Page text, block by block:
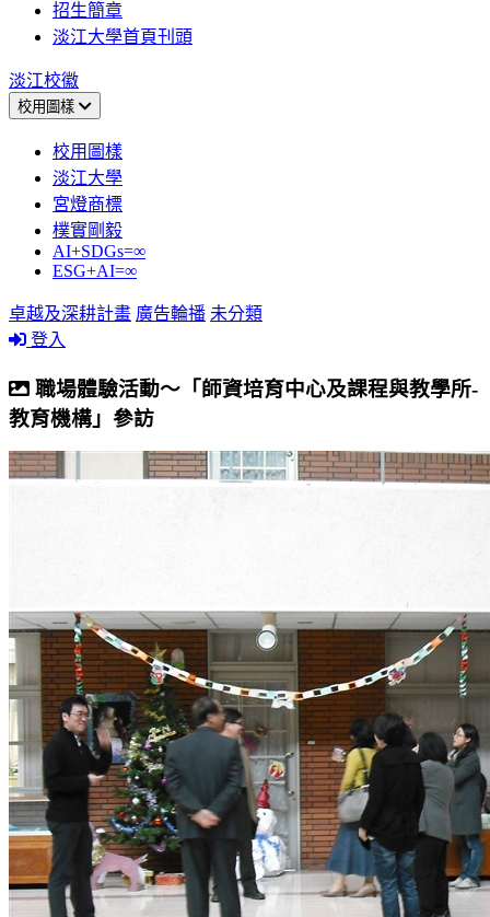
招生簡章
淡江大學首頁刊頭
淡江校徽
校用圖樣
校用圖樣
淡江大學
宮燈商標
樸實剛毅
AI+SDGs=∞
ESG+AI=∞
卓越及深耕計畫 廣告輪播 未分類
登入
職場體驗活動～「師資培育中心及課程與教學所-
教育機構」參訪